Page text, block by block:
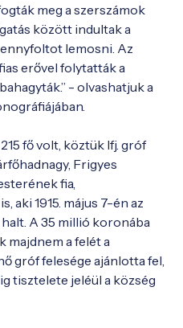
meg a szerszámok
között indultak a
lemosni. Az
erővel folytatták a
- olvashatjuk a
fő volt, köztük Ifj. gróf
Frigyes
fia,
aki 1915. május 7-én az
A 35 millió koronába
majdnem a felét a
gróf felesége ajánlotta fel,
tisztelete jeléül a község